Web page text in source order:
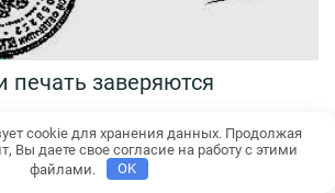
печать заверяются
cookie для хранения данных. Продолжая
Вы даете свое согласие на работу с этими
файлами.
OK